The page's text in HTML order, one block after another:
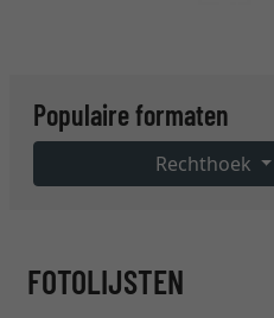
Populaire formaten
Rechthoek
FOTOLIJSTEN